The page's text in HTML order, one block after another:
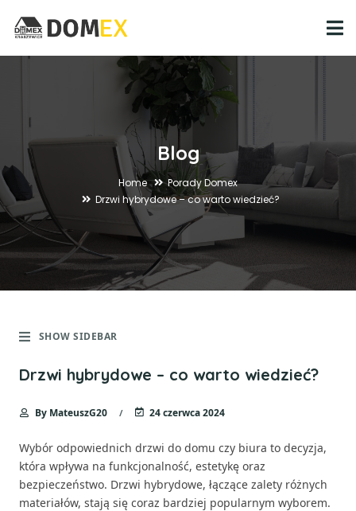
Blog
Home
Porady Domex
Drzwi hybrydowe – co warto wiedzieć?
SHOW SIDEBAR
Drzwi hybrydowe – co warto wiedzieć?
By MateuszG20 24 czerwca 2024
Wybór odpowiednich drzwi do domu czy biura to decyzja,
która wpływa na funkcjonalność, estetykę oraz
bezpieczeństwo. Drzwi hybrydowe, łączące zalety różnych
materiałów, stają się coraz bardziej popularnym wyborem.